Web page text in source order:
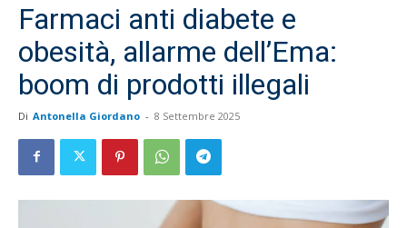
Farmaci anti diabete e
obesità, allarme dell’Ema:
boom di prodotti illegali
Di Antonella Giordano - 8 Settembre 2025